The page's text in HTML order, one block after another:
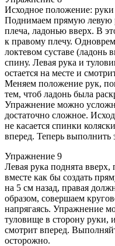
Исходное положение: руки
Поднимаем прямую левую
плеча, ладонью вверх. В
к правому плечу.
локтевом суставе (ладонь
спину. Левая рука и
остается на месте и
Меняем положение рук,
тем, чтоб ладонь была
Упражнение можно
достаточно сложное.
не касается спинки
вперед. Теперь выполнить
Упражнение 9
Левая рука поднята
вместе как бы создать
на 5 см назад, правая
образом, совершаем
напрягаясь. Упражнение
туловище в сторону руки,
смотрит вперед.
осторожно.